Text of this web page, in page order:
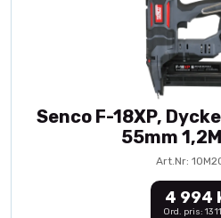
Senco F-18XP,
55mm
Art.Nr:
4 994
Ord. pris: 13